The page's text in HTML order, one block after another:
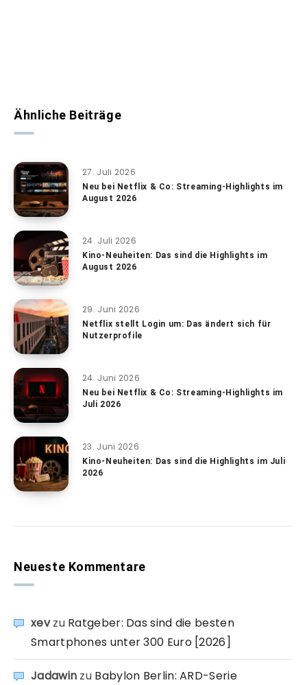
Ähnliche Beiträge
27. Juli 2026
Neu bei Netflix & Co: Streaming-Highlights im
August 2026
24. Juli 2026
Kino-Neuheiten: Das sind die Highlights im
August 2026
29. Juni 2026
Netflix stellt Login um: Das ändert sich für
Nutzerprofile
24. Juni 2026
Neu bei Netflix & Co: Streaming-Highlights im
Juli 2026
23. Juni 2026
Kino-Neuheiten: Das sind die Highlights im Juli
2026
Neueste Kommentare
xevzu Ratgeber: Das sind die besten
Smartphones unter 300 Euro [2026]
Jadawin zu Babylon Berlin: ARD-Serie